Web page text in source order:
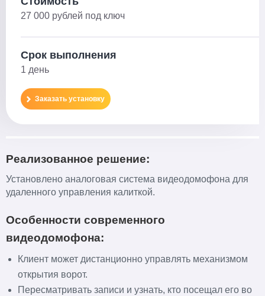
27 000 рублей под ключ
Срок выполнения
1 день
Заказать установку
Реализованное решение:
Установлено аналоговая система видеодомофона для
удаленного управления калиткой.
Особенности современного
видеодомофона:
Клиент может дистанционно управлять механизмом
открытия ворот.
Пересматривать записи и узнать, кто посещал его во